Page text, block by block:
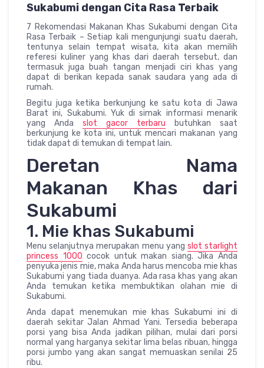
Sukabumi dengan Cita Rasa Terbaik
7 Rekomendasi Makanan Khas Sukabumi dengan Cita
Rasa Terbaik – Setiap kali mengunjungi suatu daerah,
tentunya selain tempat wisata, kita akan memilih
referesi kuliner yang khas dari daerah tersebut, dan
termasuk juga buah tangan menjadi ciri khas yang
dapat di berikan kepada sanak saudara yang ada di
rumah.
Begitu juga ketika berkunjung ke satu kota di Jawa
Barat ini, Sukabumi. Yuk di simak informasi menarik
yang Anda slot gacor terbaru butuhkan saat
berkunjung ke kota ini, untuk mencari makanan yang
tidak dapat di temukan di tempat lain.
Deretan Nama
Makanan Khas dari
Sukabumi
1. Mie khas Sukabumi
Menu selanjutnya merupakan menu yang slot starlight
princess 1000 cocok untuk makan siang. Jika Anda
penyuka jenis mie, maka Anda harus mencoba mie khas
Sukabumi yang tiada duanya. Ada rasa khas yang akan
Anda temukan ketika membuktikan olahan mie di
Sukabumi.
Anda dapat menemukan mie khas Sukabumi ini di
daerah sekitar Jalan Ahmad Yani. Tersedia beberapa
porsi yang bisa Anda jadikan pilihan, mulai dari porsi
normal yang harganya sekitar lima belas ribuan, hingga
porsi jumbo yang akan sangat memuaskan senilai 25
ribu.